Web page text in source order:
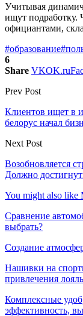
Учитывая
ищут подработку.
официантами,
#образование
6
Share VKOK.ru
Prev Post
Клиентов ищет в
белорус начал
Next Post
Возобновляется
Должно
You might also like
Сравнение
выбрать?
Создание
Нашивки на
привлечения
Комплексные
эффективность,